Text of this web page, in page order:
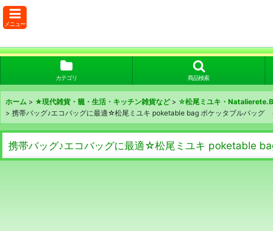
メニュー
カテゴリ 商品検索
ホーム > ★現代雑貨・籠・生活・キッチン雑貨など > ☆松尾ミユキ・
> 携帯バッグ♪エコバッグに最適☆松尾ミユキ poketable bag ポケッタブルバッ
携帯バッグ♪エコバッグに最適☆松尾ミユキ poketable